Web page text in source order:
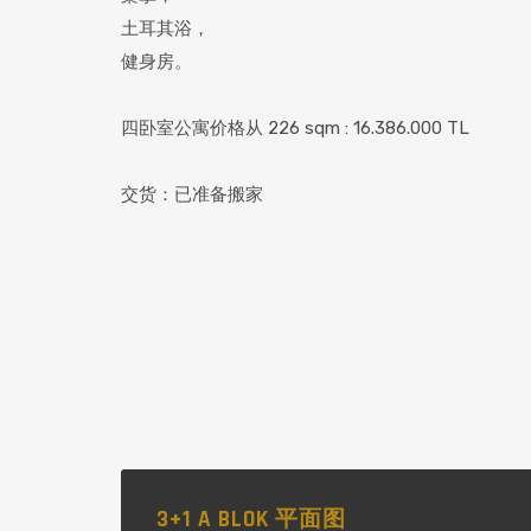
土耳其浴，
健身房。
四卧室公寓价格从 226 sqm : 16.386.000 TL
交货：已准备搬家
3+1 A BLOK 平面图